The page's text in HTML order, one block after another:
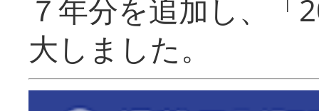
７年分を追加し、「
大しまし